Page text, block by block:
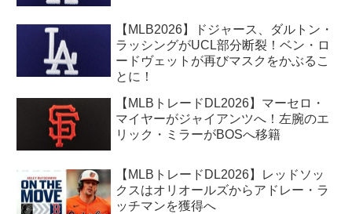
【MLB2026】ドジャース、ダルトン・
ラッシングがUCL部分断裂！ベン・ロ
ードヴェットが再びマスクをかぶるこ
とに！
【MLBトレードDL2026】マーセロ・
マイヤーがジャイアンツへ！左腕のエ
リック・ミラーがBOSへ移籍
【MLBトレードDL2026】レッドソッ
クスはオリオールズからアドレー・ラ
ッチマンを獲得へ